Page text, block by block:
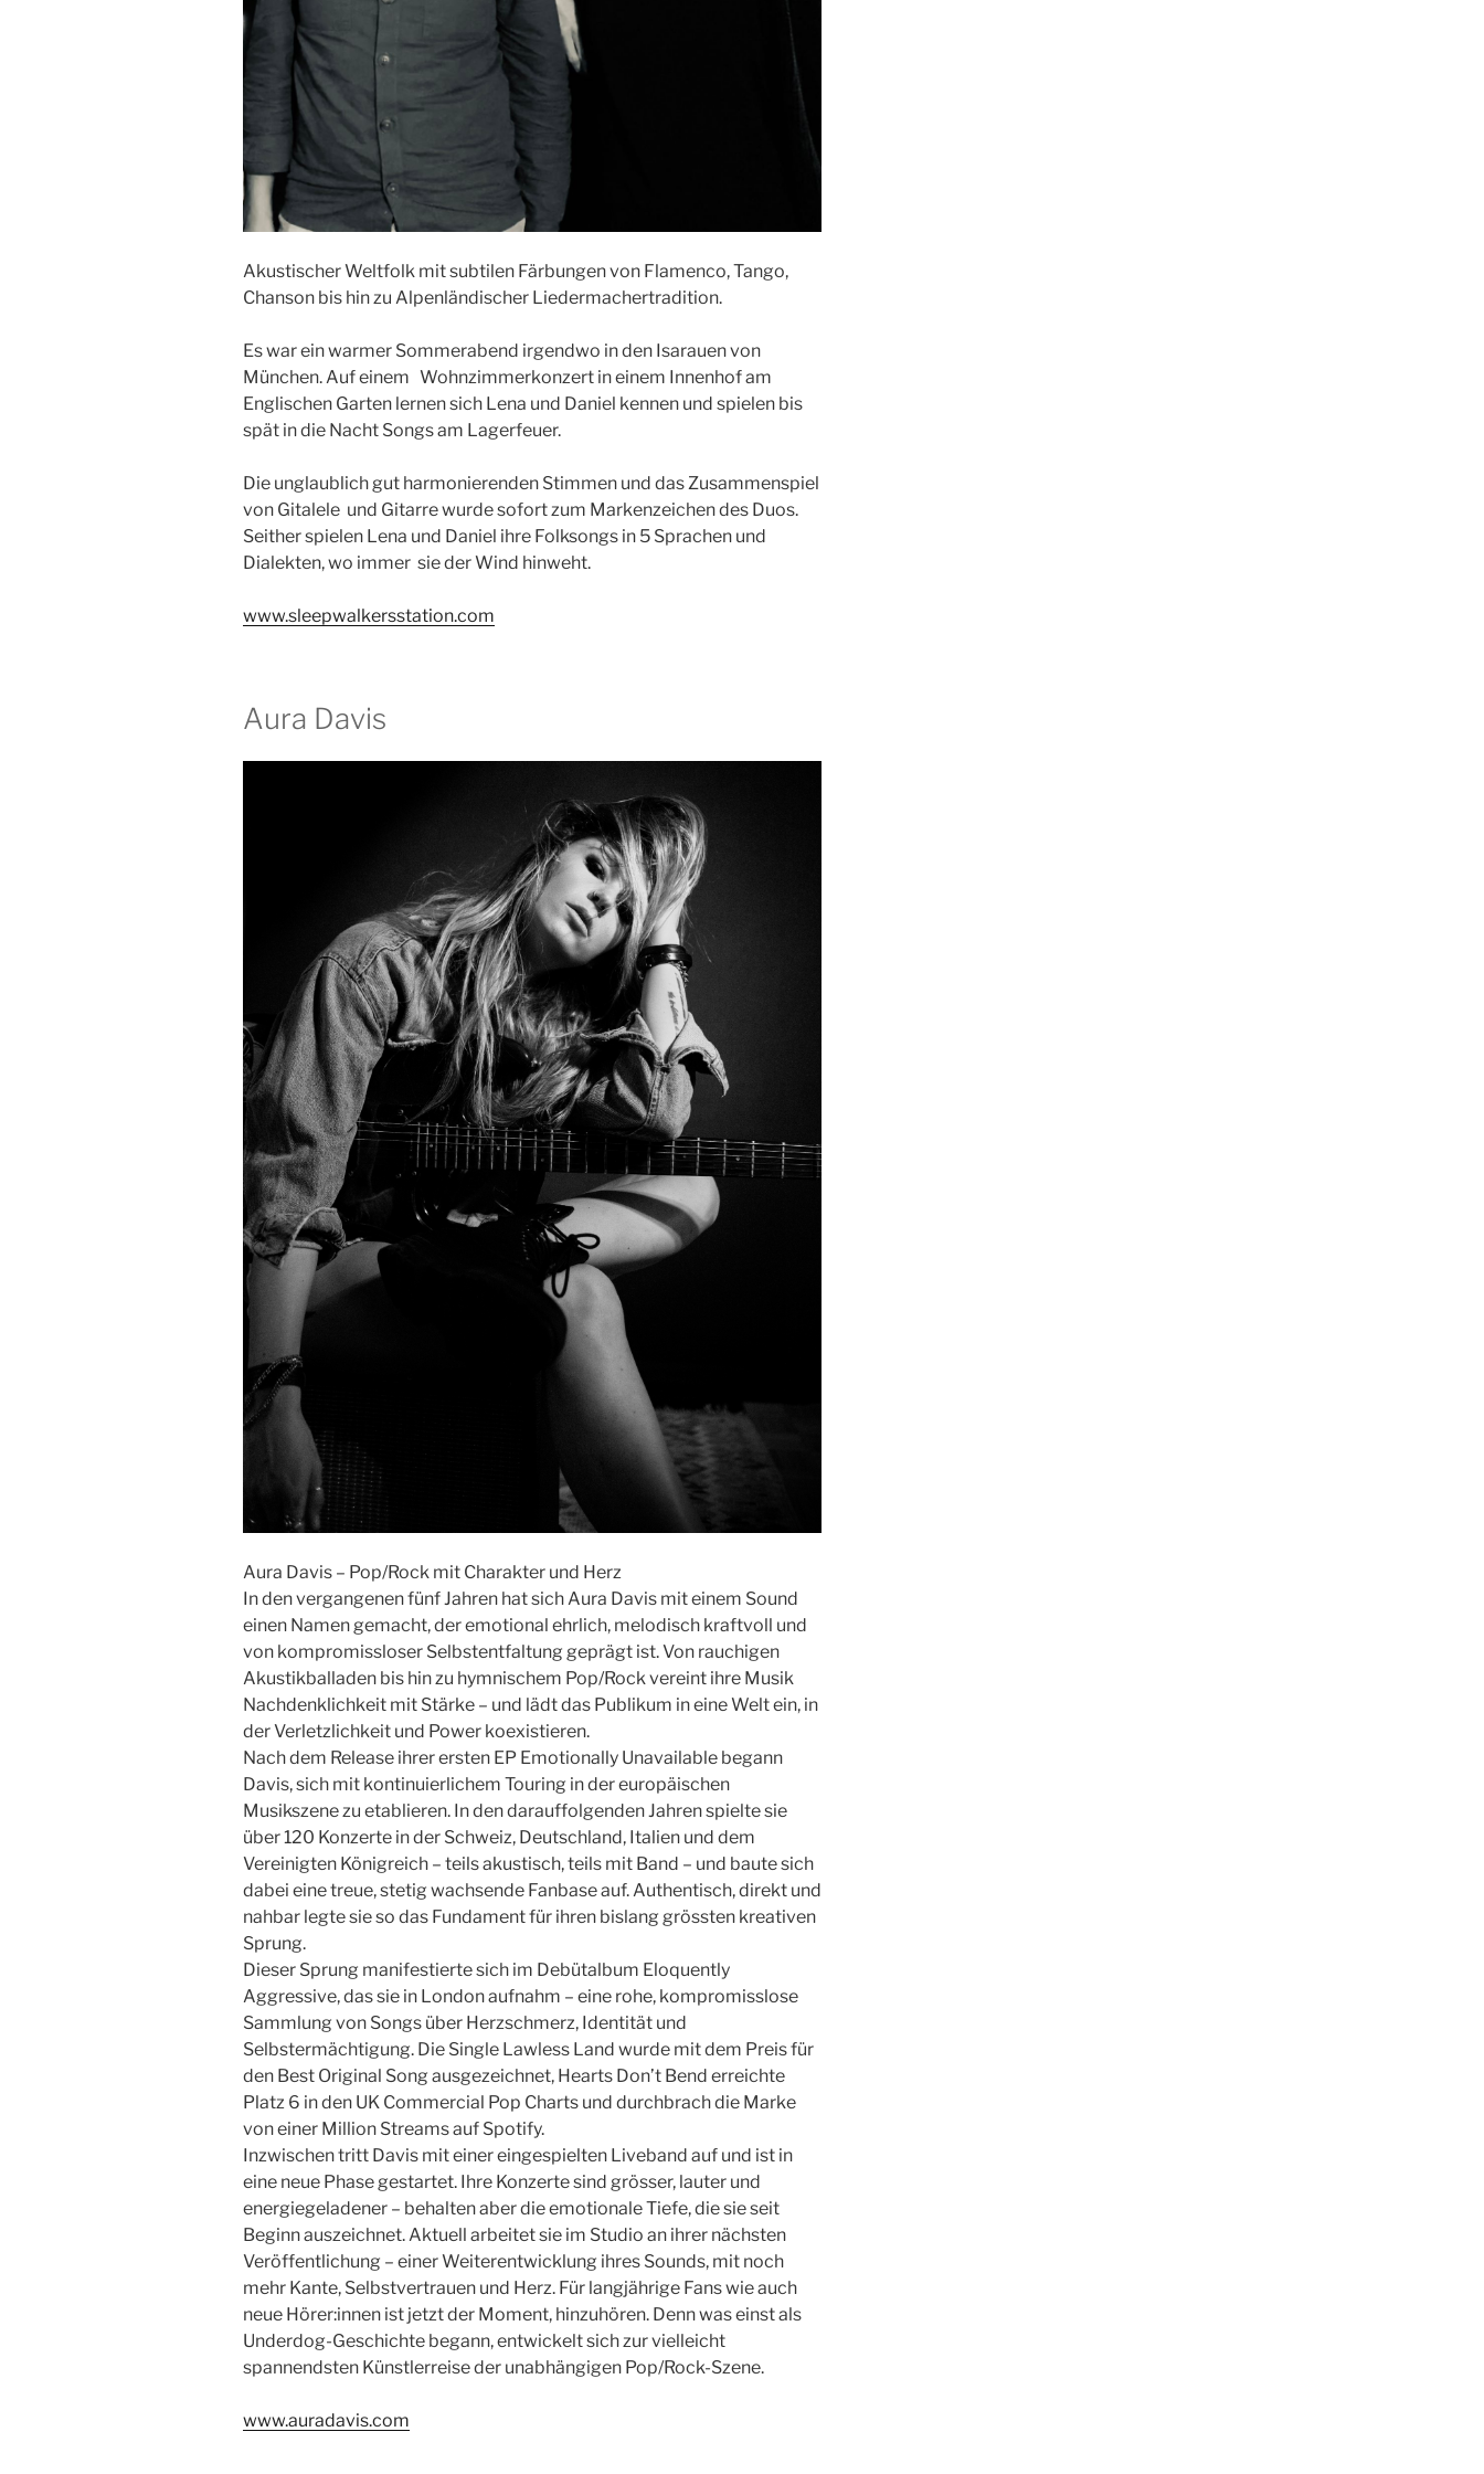
Akustischer Weltfolk mit subtilen Färbungen von Flamenco, Tango,
Chanson bis hin zu Alpenländischer Liedermachertradition.
Es war ein warmer Sommerabend irgendwo in den Isarauen von
München. Auf einem Wohnzimmerkonzert in einem Innenhof am
Englischen Garten lernen sich Lena und Daniel kennen und spielen bis
spät in die Nacht Songs am Lagerfeuer.
Die unglaublich gut harmonierenden Stimmen und das Zusammenspiel
von Gitalele und Gitarre wurde sofort zum Markenzeichen des Duos.
Seither spielen Lena und Daniel ihre Folksongs in 5 Sprachen und
Dialekten, wo immer sie der Wind hinweht.
www.sleepwalkersstation.com
Aura Davis
Aura Davis – Pop/Rock mit Charakter und Herz
In den vergangenen fünf Jahren hat sich Aura Davis mit einem Sound
einen Namen gemacht, der emotional ehrlich, melodisch kraftvoll und
von kompromissloser Selbstentfaltung geprägt ist. Von rauchigen
Akustikballaden bis hin zu hymnischem Pop/Rock vereint ihre Musik
Nachdenklichkeit mit Stärke – und lädt das Publikum in eine Welt ein, in
der Verletzlichkeit und Power koexistieren.
Nach dem Release ihrer ersten EP Emotionally Unavailable begann
Davis, sich mit kontinuierlichem Touring in der europäischen
Musikszene zu etablieren. In den darauffolgenden Jahren spielte sie
über 120 Konzerte in der Schweiz, Deutschland, Italien und dem
Vereinigten Königreich – teils akustisch, teils mit Band – und baute sich
dabei eine treue, stetig wachsende Fanbase auf. Authentisch, direkt und
nahbar legte sie so das Fundament für ihren bislang grössten kreativen
Sprung.
Dieser Sprung manifestierte sich im Debütalbum Eloquently
Aggressive, das sie in London aufnahm – eine rohe, kompromisslose
Sammlung von Songs über Herzschmerz, Identität und
Selbstermächtigung. Die Single Lawless Land wurde mit dem Preis für
den Best Original Song ausgezeichnet, Hearts Don’t Bend erreichte
Platz 6 in den UK Commercial Pop Charts und durchbrach die Marke
von einer Million Streams auf Spotify.
Inzwischen tritt Davis mit einer eingespielten Liveband auf und ist in
eine neue Phase gestartet. Ihre Konzerte sind grösser, lauter und
energiegeladener – behalten aber die emotionale Tiefe, die sie seit
Beginn auszeichnet. Aktuell arbeitet sie im Studio an ihrer nächsten
Veröffentlichung – einer Weiterentwicklung ihres Sounds, mit noch
mehr Kante, Selbstvertrauen und Herz. Für langjährige Fans wie auch
neue Hörer:innen ist jetzt der Moment, hinzuhören. Denn was einst als
Underdog-Geschichte begann, entwickelt sich zur vielleicht
spannendsten Künstlerreise der unabhängigen Pop/Rock-Szene.
www.auradavis.com